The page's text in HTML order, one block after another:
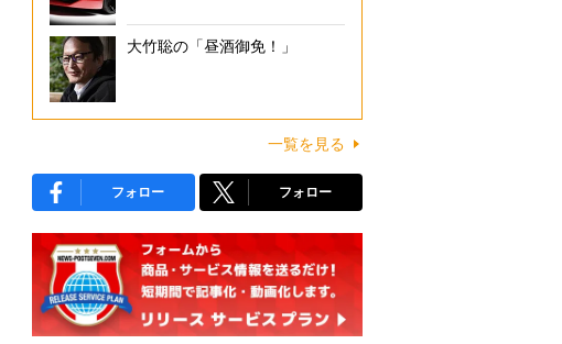
大竹聡の「昼酒御免！」
一覧を見る
フォロー フォロー